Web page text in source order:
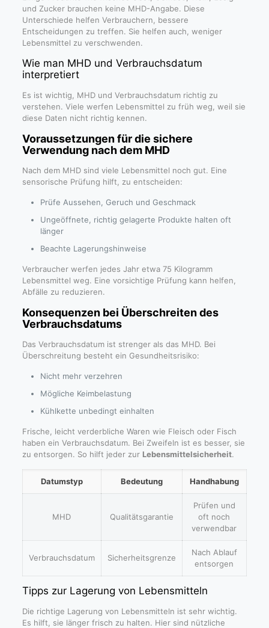
und Zucker brauchen keine MHD-Angabe. Diese
Unterschiede helfen Verbrauchern, bessere
Entscheidungen zu treffen. Sie helfen auch, weniger
Lebensmittel zu verschwenden.
Wie man MHD und Verbrauchsdatum
interpretiert
Es ist wichtig, MHD und Verbrauchsdatum richtig zu
verstehen. Viele werfen Lebensmittel zu früh weg, weil sie
diese Daten nicht richtig kennen.
Voraussetzungen für die sichere
Verwendung nach dem MHD
Nach dem MHD sind viele Lebensmittel noch gut. Eine
sensorische Prüfung hilft, zu entscheiden:
Prüfe Aussehen, Geruch und Geschmack
Ungeöffnete, richtig gelagerte Produkte halten oft
länger
Beachte Lagerungshinweise
Verbraucher werfen jedes Jahr etwa 75 Kilogramm
Lebensmittel weg. Eine vorsichtige Prüfung kann helfen,
Abfälle zu reduzieren.
Konsequenzen bei Überschreiten des
Verbrauchsdatums
Das Verbrauchsdatum ist strenger als das MHD. Bei
Überschreitung besteht ein Gesundheitsrisiko:
Nicht mehr verzehren
Mögliche Keimbelastung
Kühlkette unbedingt einhalten
Frische, leicht verderbliche Waren wie Fleisch oder Fisch
haben ein Verbrauchsdatum. Bei Zweifeln ist es besser, sie
zu entsorgen. So hilft jeder zur Lebensmittelsicherheit.
Datumstyp Bedeutung Handhabung
MHD Qualitätsgarantie
Prüfen und
oft noch
verwendbar
Verbrauchsdatum Sicherheitsgrenze
Nach Ablauf
entsorgen
Tipps zur Lagerung von Lebensmitteln
Die richtige Lagerung von Lebensmitteln ist sehr wichtig.
Es hilft, sie länger frisch zu halten. Hier sind nützliche